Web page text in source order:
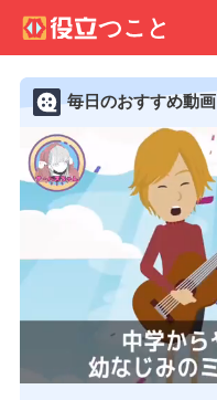
毎日のおすすめ動画